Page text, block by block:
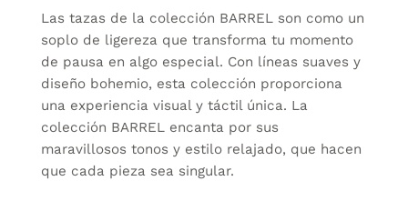
Las tazas de la colección BARREL son como un
soplo de ligereza que transforma tu momento
de pausa en algo especial. Con líneas suaves y
diseño bohemio, esta colección proporciona
una experiencia visual y táctil única. La
colección BARREL encanta por sus
maravillosos tonos y estilo relajado, que hacen
que cada pieza sea singular.